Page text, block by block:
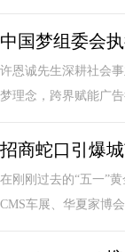
中国梦组委会
许恩诚先生深耕社会
梦理念，跨界赋能广
招商蛇口引爆
在刚刚过去的“五一”
CMS车展、华夏家博